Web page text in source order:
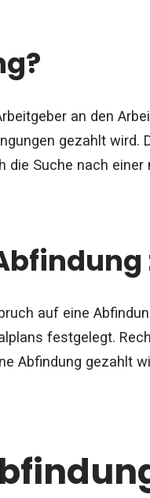
an den
gezahlt wird.
Suche nach einer
auf eine
festgelegt.
Abfindung gezahlt